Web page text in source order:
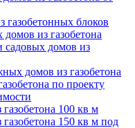
газобетонных блоков
домов из газобетона
садовых домов из
домов из газобетона
по проекту
100 кв м
150 кв м под